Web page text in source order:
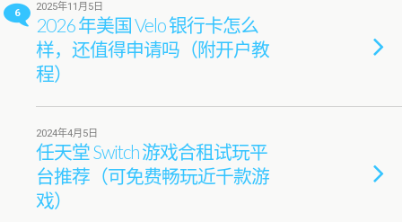
6
2025年11月5日
2026 年美国 Velo 银行卡怎么
样，还值得申请吗（附开户教
程）
2024年4月5日
任天堂 Switch 游戏合租试玩平
台推荐（可免费畅玩近千款游
戏）